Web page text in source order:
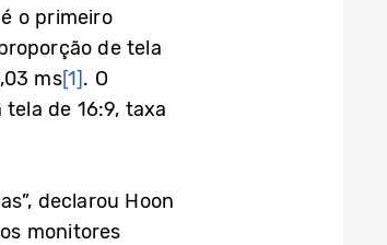
o primeiro
de tela
ms[1]. O
de 16:9, taxa
declarou Hoon
monitores